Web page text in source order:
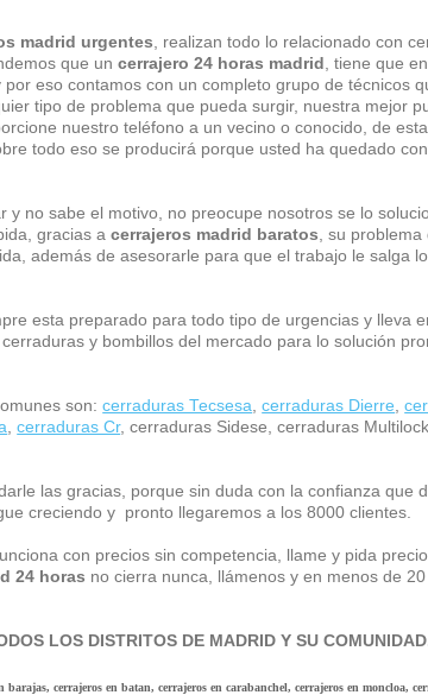
madrid urgentes , realizan todo lo relacionado con
que uncerrajero 24 horas madrid
, tiene que
eso contamos con un completo grupo de técnicos
tipo de problema que pueda surgir, nuestra mejor
nuestro teléfono a un vecino o conocido, de
todo eso se producirá porque usted ha quedado
y no sabe el motivo, no preocupe nosotros se lo
gracias acerrajeros madrid baratos , su
además de asesorarle para que el trabajo le salga
esta preparado para todo tipo de urgencias y lleva
y bombillos del mercado para lo solución
son:cerraduras Tecsesa ,cerraduras Dierre ,
,cerraduras Cr, cerraduras Sidese, cerraduras Multilock,
las gracias, porque sin duda con la confianza que
creciendo y pronto llegaremos a los 8000 clientes.
funciona con precios sin competencia, llame y pida
24 horas no cierra nunca, llámenos y en menos de
LOS DISTRITOS DE MADRID Y SU
cerrajeros en batan, cerrajeros en carabanchel, cerrajeros en moncloa,